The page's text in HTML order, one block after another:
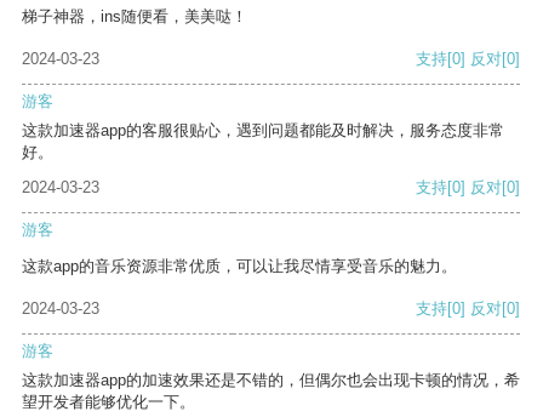
梯子神器，ins随便看，美美哒！
2024-03-23 支持[0] 反对[0]
游客
这款加速器app的客服很贴心，遇到问题都能及时解决，服务态度非常
好。
2024-03-23
支持[0] 反对[0]
游客
这款app的音乐资源非常优质，可以让我尽情享受音乐的魅力。
2024-03-23 支持[0] 反对[0]
游客
这款加速器app的加速效果还是不错的，但偶尔也会出现卡顿的情况，希
望开发者能够优化一下。